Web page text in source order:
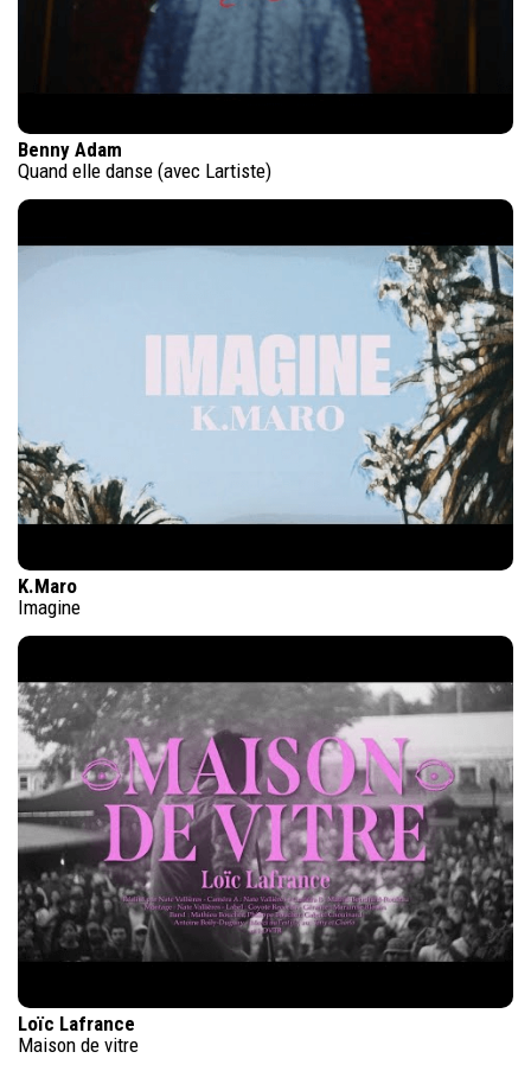
Benny Adam
Quand elle danse (avec Lartiste)
K.Maro
Imagine
Loïc Lafrance
Maison de vitre